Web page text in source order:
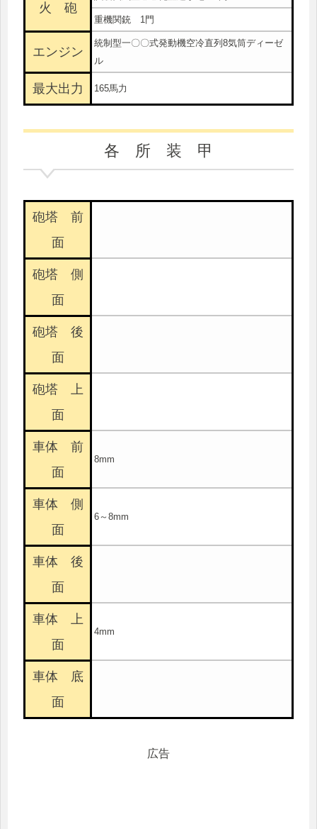
火 砲
重機関銃 1門
エンジン
統制型一〇〇式発動機空冷直列8気筒ディーゼ
ル
最大出力 165馬力
各 所 装 甲
砲塔 前
面
砲塔 側
面
砲塔 後
面
砲塔 上
面
車体 前
面
8mm
車体 側
面
6～8mm
車体 後
面
車体 上
面
4mm
車体 底
面
広告